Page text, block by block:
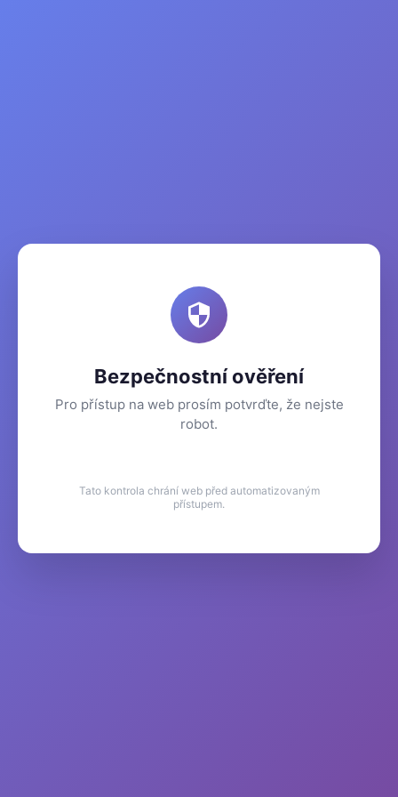
Bezpečnostní ověření
Pro přístup na web prosím potvrďte, že nejste
robot.
Tato kontrola chrání web před automatizovaným
přístupem.